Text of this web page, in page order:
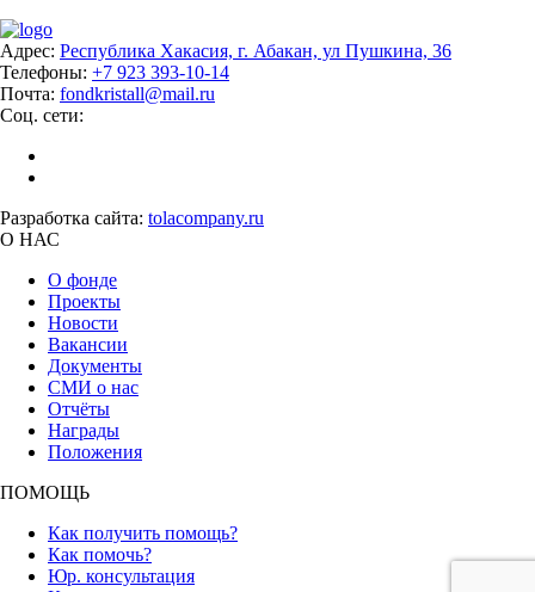
Адрес: Республика Хакасия, г. Абакан, ул Пушкина, 36
Телефоны: +7 923 393-10-14
Почта: fondkristall@mail.ru
Соц. сети:
Разработка сайта: tolacompany.ru
О НАС
О фонде
Проекты
Новости
Вакансии
Документы
СМИ о нас
Отчёты
Награды
Положения
ПОМОЩЬ
Как получить помощь?
Как помочь?
Юр. консультация